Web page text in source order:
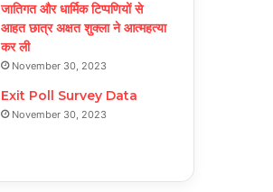
जातिगत और धार्मिक टिप्पणियों से
आहत छात्र अक्षत शुक्ला ने आत्महत्या
कर ली
November 30, 2023
Exit Poll Survey Data
November 30, 2023